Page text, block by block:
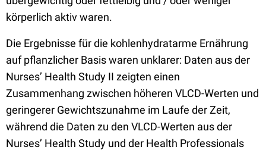
körperlich aktiv waren.
Die Ergebnisse für die kohlenhydratarme Ernährung
auf pflanzlicher Basis waren unklarer: Daten aus der
Nurses’ Health Study II zeigten einen
Zusammenhang zwischen höheren VLCD-Werten und
geringerer Gewichtszunahme im Laufe der Zeit,
während die Daten zu den VLCD-Werten aus der
Nurses’ Health Study und der Health Professionals